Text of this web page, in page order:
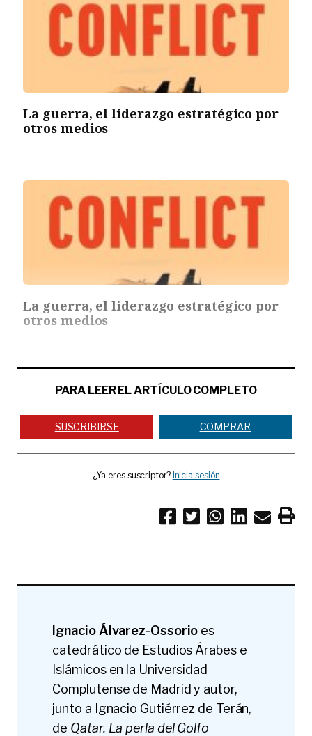
La guerra, el liderazgo estratégico por
otros medios
La guerra, el liderazgo estratégico por
otros medios
PARA LEER EL ARTÍCULO COMPLETO
SUSCRIBIRSE COMPRAR
¿Ya eres suscriptor? Inicia sesión
Ignacio Álvarez-Ossorio es
catedrático de Estudios Árabes e
Islámicos en la Universidad
Complutense de Madrid y autor,
junto a Ignacio Gutiérrez de Terán,
de Qatar. La perla del Golfo